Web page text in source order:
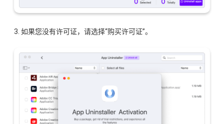
3. 如果您没有许可证，请选择“购买许可证”。